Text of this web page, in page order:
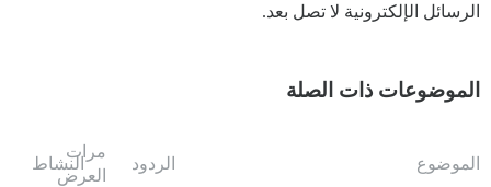
الرسائل الإلكترونية لا تصل بعد.
الموضوعات ذات الصلة
الموضوع الردود
مرات
العرض
النشاط